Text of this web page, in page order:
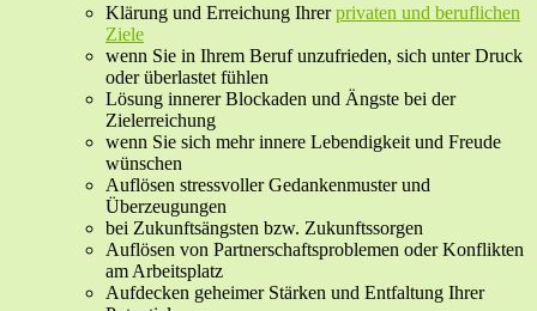
Klärung und Erreichung Ihrerprivaten und beruflichen
Ziele
wenn Sie in Ihrem Beruf unzufrieden, sich unter Druck
oder überlastet fühlen
Lösung innerer Blockaden und Ängste bei der
Zielerreichung
wenn Sie sich mehr innere Lebendigkeit und Freude
wünschen
Auflösen stressvoller Gedankenmuster und
Überzeugungen
bei Zukunftsängsten bzw. Zukunftssorgen
Auflösen von Partnerschaftsproblemen oder Konflikten
am Arbeitsplatz
Aufdecken geheimer Stärken und Entfaltung Ihrer